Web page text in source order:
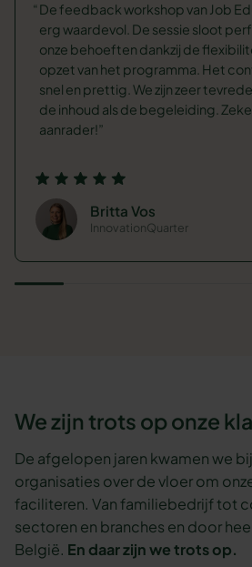
De feedback workshop van Job
erg waardevol. De sessie sloot
onze behoeften dankzij de
opzet van het programma. Het
snel en prettig. We zijn zeer
de inhoud als de begeleiding.
aanrader!
Britta Vos
InnovationQuarter
We zijn trots op onze
De afgelopen jaren kwamen we
organisaties over de vloer om
faciliteren. Van familiebedrijf tot
sectoren en branches en door
België. En daar zijn we trots op.